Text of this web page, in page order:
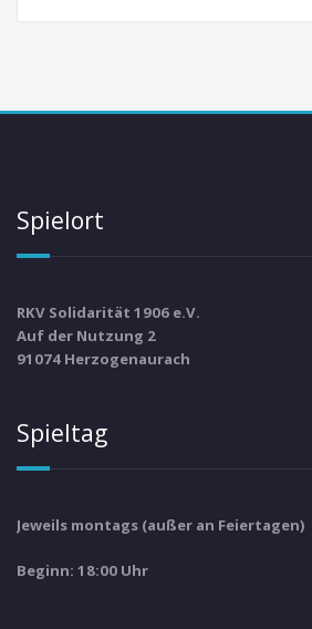
Spielort
RKV Solidarität 1906 e.V.
Auf der Nutzung 2
91074 Herzogenaurach
Spieltag
Jeweils montags (außer an Feiertagen)
Beginn: 18:00 Uhr